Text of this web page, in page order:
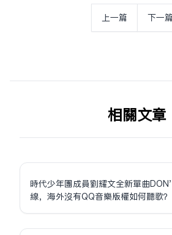
上一篇 下一篇
相关文章
時代少年團成員劉耀文全新單曲
線，海外沒有QQ音樂版權如何聽歌？